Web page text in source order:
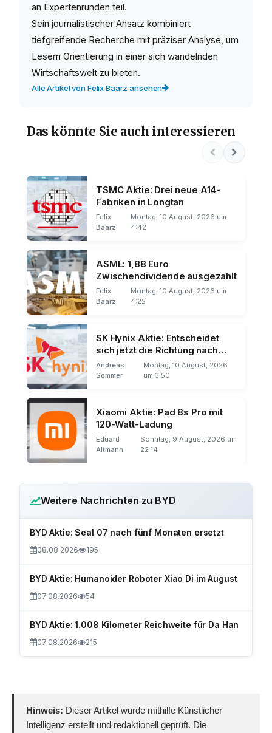
an Expertenrunden teil.
Sein journalistischer Ansatz kombiniert
tiefgreifende Recherche mit präziser Analyse, um
Lesern Orientierung in einer sich wandelnden
Wirtschaftswelt zu bieten.
Alle Artikel von Felix Baarz ansehen
Das könnte Sie auch interessieren
TSMC Aktie: Drei neue A14-
Fabriken in Longtan
Felix
Baarz
Montag, 10 August, 2026 um
4:42
ASML: 1,88 Euro
Zwischendividende ausgezahlt
Felix
Baarz
Montag, 10 August, 2026 um
4:22
SK Hynix Aktie: Entscheidet
sich jetzt die Richtung nach
dem Kursbeben?
Andreas
Sommer
Montag, 10 August, 2026
um 3:50
Xiaomi Aktie: Pad 8s Pro mit
120-Watt-Ladung
Eduard
Altmann
Sonntag, 9 August, 2026 um
22:14
Weitere Nachrichten zu BYD
BYD Aktie: Seal 07 nach fünf Monaten ersetzt
08.08.2026 195
BYD Aktie: Humanoider Roboter Xiao Di im August
07.08.2026 54
BYD Aktie: 1.008 Kilometer Reichweite für Da Han
07.08.2026 215
Hinweis: Dieser Artikel wurde mithilfe Künstlicher
Intelligenz erstellt und redaktionell geprüft. Die